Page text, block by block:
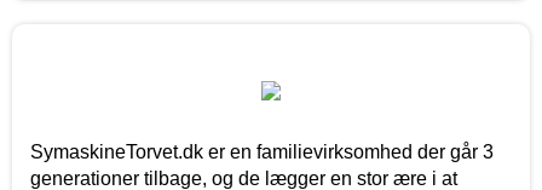
SymaskineTorvet.dk er en familievirksomhed der går 3
generationer tilbage, og de lægger en stor ære i at